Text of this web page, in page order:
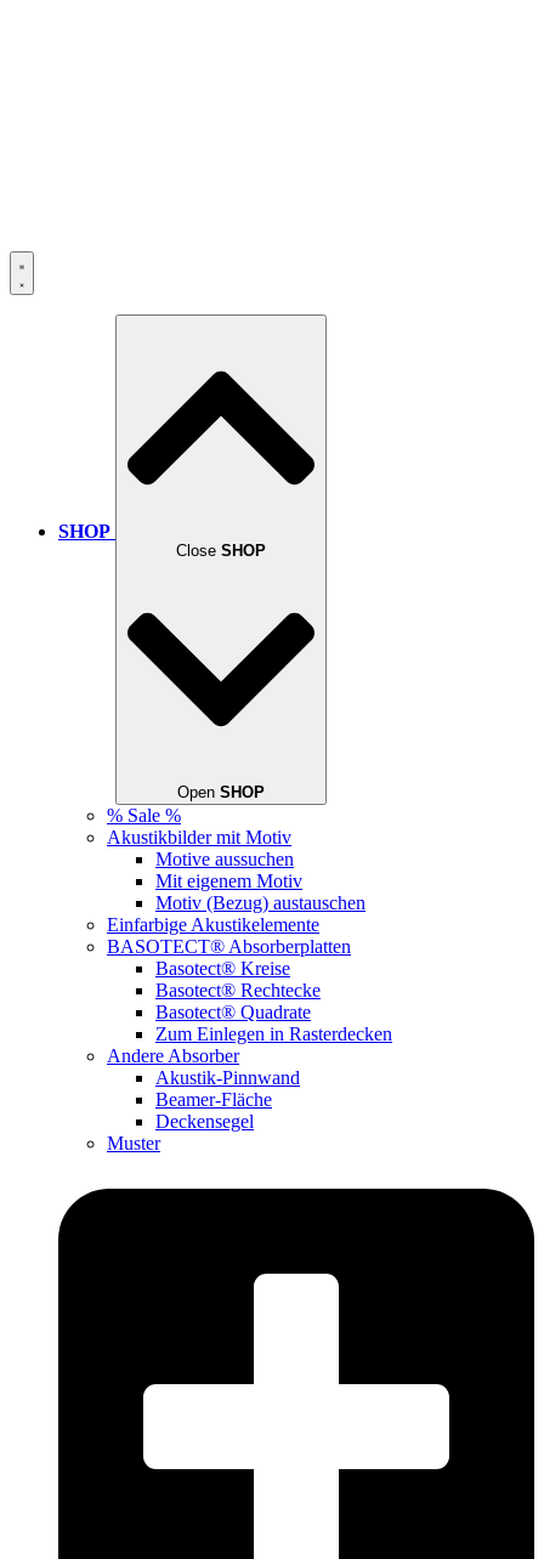
SHOP
Close SHOP
Open SHOP
% Sale %
Akustikbilder mit Motiv
Motive aussuchen
Mit eigenem Motiv
Motiv (Bezug) austauschen
Einfarbige Akustikelemente
BASOTECT® Absorberplatten
Basotect® Kreise
Basotect® Rechtecke
Basotect® Quadrate
Zum Einlegen in Rasterdecken
Andere Absorber
Akustik-Pinnwand
Beamer-Fläche
Deckensegel
Muster